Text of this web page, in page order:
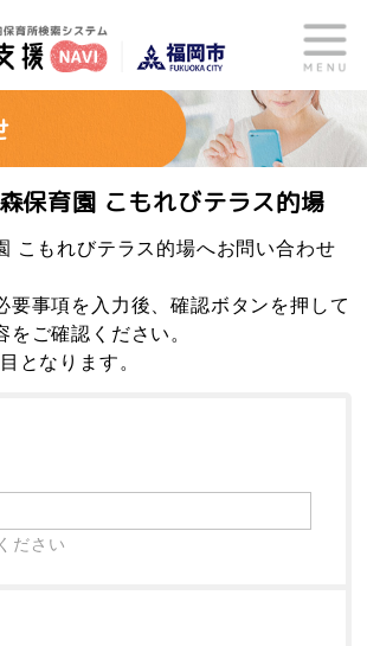
保育園 こもれびテラス的場
こもれびテラス的場へお問い合わせ
要事項を入力後、確認ボタンを押して
をご確認ください。
となります。
ださい